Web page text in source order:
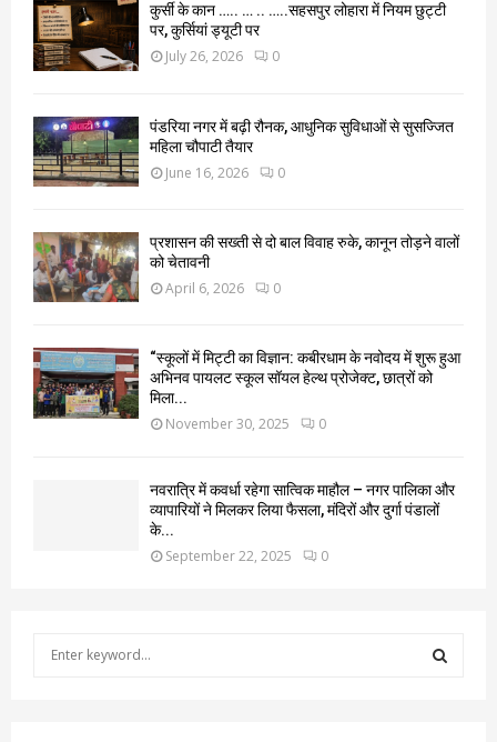
कुर्सी के कान ….. … .. …..सहसपुर लोहारा में नियम छुट्टी
पर, कुर्सियां ड्यूटी पर
July 26, 2026 0
पंडरिया नगर में बढ़ी रौनक, आधुनिक सुविधाओं से सुसज्जित
महिला चौपाटी तैयार
June 16, 2026 0
प्रशासन की सख्ती से दो बाल विवाह रुके, कानून तोड़ने वालों
को चेतावनी
April 6, 2026 0
“स्कूलों में मिट्टी का विज्ञान: कबीरधाम के नवोदय में शुरू हुआ
अभिनव पायलट स्कूल सॉयल हेल्थ प्रोजेक्ट, छात्रों को
मिला...
November 30, 2025 0
नवरात्रि में कवर्धा रहेगा सात्विक माहौल – नगर पालिका और
व्यापारियों ने मिलकर लिया फैसला, मंदिरों और दुर्गा पंडालों
के...
September 22, 2025 0